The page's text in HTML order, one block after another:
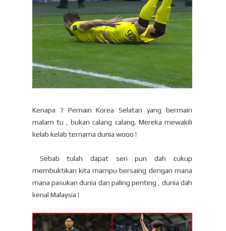
Kenapa ? Pemain Korea Selatan yang bermain
malam tu , bukan calang calang. Mereka mewakili
kelab kelab ternama dunia wooo !
Sebab tulah dapat seri pun dah cukup
membuktikan kita mampu bersaing dengan mana
mana pasukan dunia dan paling penting , dunia dah
kenal Malaysia !